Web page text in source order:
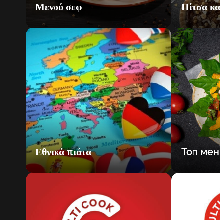
Μενού σεφ Πίτσα
Εθνικά πιάτα Топ